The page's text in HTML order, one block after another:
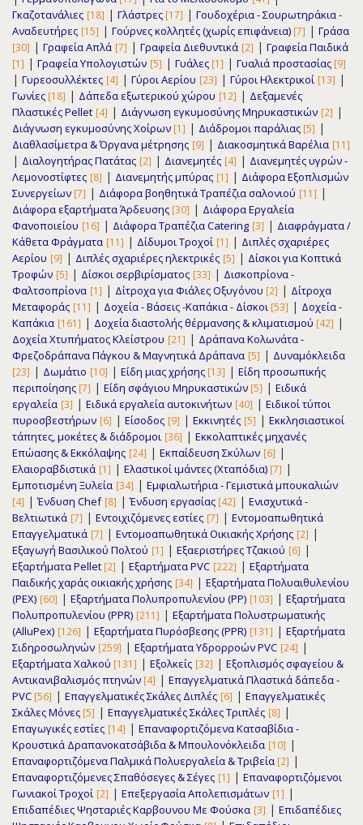
Γκαζοτανάλιες [18] | Γλάστρες [17] | Γουδοχέρια - Σουρωτηράκια -
Αναδευτήρες [15] | Γούρνες κολλητές (χωρίς επιφάνεια) [7] | Γράσα
[30] | Γραφεία Απλά [7] | Γραφεία Διεθυντικά [2] | Γραφεία Παιδικά
[1] | Γραφεία Υπολογιστών [5] | Γυάλες [1] | Γυαλιά προστασίας [9]
| Γυρεοσυλλέκτες [4] | Γύροι Αερίου [23] | Γύροι Ηλεκτρικοί [13] |
Γωνίες [18] | Δάπεδα εξωτερικού χώρου [12] | Δεξαμενές
Πλαστικές Pellet [4] | Διάγνωση εγκυμοσύνης Μηρυκαστικών [2] |
Διάγνωση εγκυμοσύνης Χοίρων [1] | Διάδρομοι παράλιας [5] |
Διαθλασίμετρα & Όργανα μέτρησης [9] | Διακοσμητικά Βαρέλια [11]
| Διαλογητήρας Πατάτας [2] | Διανεμητές [4] | Διανεμητές υγρών -
Λεμονοστίφτες [8] | Διανεμητής μπύρας [1] | Διάφορα Εξοπλισμών
Συνεργείων [7] | Διάφορα βοηθητικά Τραπέζια σαλονιού [11] |
Διάφορα εξαρτήματα Άρδευσης [30] | Διάφορα Εργαλεία
Φανοποιείου [16] | Διάφορα Τραπέζια Catering [3] | Διαφράγματα /
Κάθετα Φράγματα [11] | Δίδυμοι Τροχοί [1] | Διπλές σχαριέρες
Αερίου [9] | Διπλές σχαριέρες ηλεκτρικές [5] | Δίσκοι για Κοπτικά
Τροφών [5] | Δίσκοι σερβιρίσματος [33] | Δισκοπρίονα -
Φαλτσοπρίονα [1] | Δίτροχα για Φιάλες Οξυγόνου [2] | Δίτροχα
Μεταφοράς [11] | Δοχεία - Βάσεις -Καπάκια - Δίσκοι [53] | Δοχεία -
Καπάκια [161] | Δοχεία διαστολής θέρμανσης & κλιματισμού [42] |
Δοχεία Χτυπήματος Κλείστρου [21] | Δράπανα Κολωνάτα -
Φρεζοδράπανα Πάγκου & Μαγνητικά Δράπανα [5] | Δυναμόκλειδα
[23] | Δωμάτιο [10] | Είδη μιας χρήσης [13] | Είδη προσωπικής
περιποίησης [7] | Είδη σφάγιου Μηρυκαστικών [5] | Ειδικά
εργαλεία [3] | Ειδικά εργαλεία αυτοκινήτων [40] | Ειδικοί τύποι
πυροσβεστήρων [6] | Είσοδος [9] | Εκκινητές [5] | Εκκλησιαστικοί
τάπητες, μοκέτες & διάδρομοι [36] | Εκκολαπτικές μηχανές
Επώασης & Εκκόλαψης [24] | Εκπαίδευση Σκύλων [6] |
Ελαιοραβδιστικά [1] | Ελαστικοί ιμάντες (Χταπόδια) [7] |
Εμποτισμένη Ξυλεία [34] | Εμφιαλωτήρια - Γεμιστικά μπουκαλιών
[4] |Ένδυση Chef [8] |Ένδυση εργασίας [42] | Ενισχυτικά -
Βελτιωτικά [7] | Εντοιχιζόμενες εστίες [7] | Εντομοαπωθητικά
Επαγγελματικά [7] | Εντομοαπωθητικά Οικιακής Χρήσης [2] |
Εξαγωγή Βασιλικού Πολτού [1] | Εξαεριστήρες Τζακιού [6] |
Εξαρτήματα Pellet [2] | Εξαρτήματα PVC [222] | Εξαρτήματα
Παιδικής χαράς οικιακής χρήσης [34] | Εξαρτήματα Πολυαιθυλενίου
(PEX) [60] | Εξαρτήματα Πολυπροπυλενίου (PP) [103] | Εξαρτήματα
Πολυπροπυλενίου (PPR) [211] | Εξαρτήματα Πολυστρωματικής
(AlluPex) [126] | Εξαρτήματα Πυρόσβεσης (PPR) [131] | Εξαρτήματα
Σιδηροσωληνών [259] | Εξαρτήματα Υδρορρoών PVC [24] |
Εξαρτήματα Χαλκού [131] | Εξολκείς [32] | Εξοπλισμός σφαγείου &
Αντικανιβαλισμός πτηνών [4] | Επαγγελματικά Πλαστικά δάπεδα -
PVC [56] | Επαγγελματικές Σκάλες Διπλές [6] | Επαγγελματικές
Σκάλες Μόνες [5] | Επαγγελματικές Σκάλες Τριπλές [8] |
Επαγωγικές εστίες [14] | Επαναφορτιζόμενα Κατσαβίδια -
Κρουστικά Δραπανοκατσάβιδα & Μπουλονόκλειδα [10] |
Επαναφορτιζόμενα Παλμικά Πολυεργαλεία & Τριβεία [2] |
Επαναφορτιζόμενες Σπαθόσεγες & Σέγες [1] | Επαναφορτιζόμενοι
Γωνιακοί Τροχοί [2] | Επεξεργασία Απολεπισμάτων [1] |
Επιδαπέδιες Ψησταριές Καρβουνου Με Φούσκα [3] | Επιδαπέδιες